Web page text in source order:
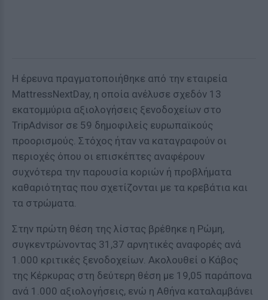
Η έρευνα πραγματοποιήθηκε από την εταιρεία
MattressNextDay, η οποία ανέλυσε σχεδόν 13
εκατομμύρια αξιολογήσεις ξενοδοχείων στο
TripAdvisor σε 59 δημοφιλείς ευρωπαϊκούς
προορισμούς. Στόχος ήταν να καταγραφούν οι
περιοχές όπου οι επισκέπτες αναφέρουν
συχνότερα την παρουσία κοριών ή προβλήματα
καθαριότητας που σχετίζονται με τα κρεβάτια και
τα στρώματα.
Στην πρώτη θέση της λίστας βρέθηκε η Ρώμη,
συγκεντρώνοντας 31,37 αρνητικές αναφορές ανά
1.000 κριτικές ξενοδοχείων. Ακολουθεί ο Κάβος
της Κέρκυρας στη δεύτερη θέση με 19,05 παράπονα
ανά 1.000 αξιολογήσεις, ενώ η Αθήνα καταλαμβάνει